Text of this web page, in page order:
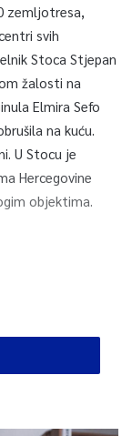
zemljotresa,
svih
Stoca Stjepan
žalosti na
Elmira Sefo
na kuću.
U Stocu je
Hercegovine
objektima.